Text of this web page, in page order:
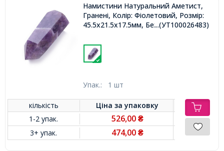
Намистини Натуральний Аметист,
Гранені, Колір: Фіолетовий, Розмір:
45.5x21.5x17.5мм, Без Отвори,
...(УТ100026483)
Упак.: 1 шт
кількість Ціна заупаковку
1-2 упак.
526,00 ₴
3+ упак. 474,00 ₴